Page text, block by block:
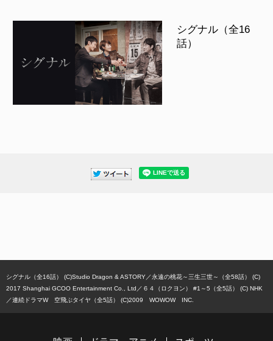
シグナル（全16
話）
シグナル（全16話） (C)Studio Dragon & ASTORY
永遠の桃花～三生三世～（全58話） (C)
2017 Shanghai GCOO Entertainment Co., Ltd
６４（ロクヨン） #1～5（全5話） (C) NHK
連続ドラマW 空飛ぶタイヤ（全5話） (C)2009 WOWOW INC.